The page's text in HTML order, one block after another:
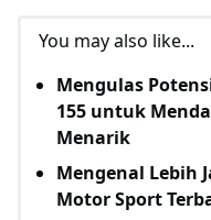
You may also like...
Mengulas
155 untuk
Menarik
Mengenal Lebih
Motor Sport